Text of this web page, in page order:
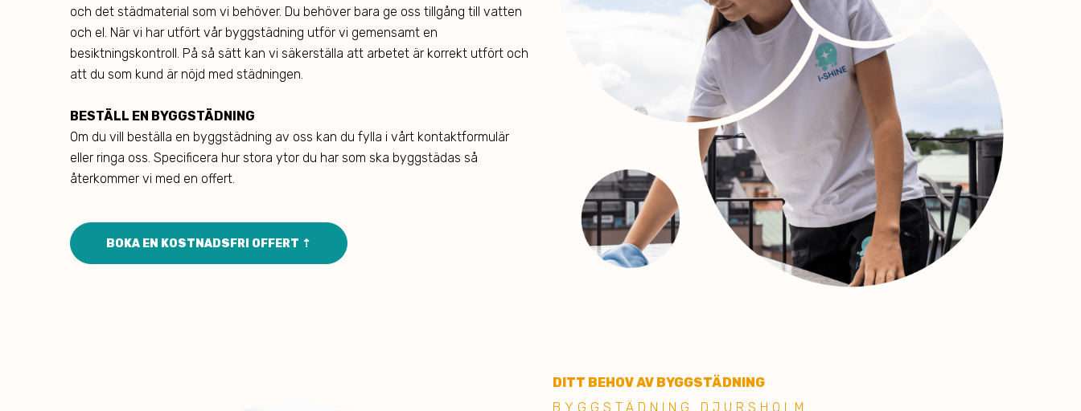
och det städmaterial som vi behöver. Du behöver bara ge oss tillgång till vatten
och el. När vi har utfört vår byggstädning utför vi gemensamt en
besiktningskontroll. På så sätt kan vi säkerställa att arbetet är korrekt utfört och
att du som kund är nöjd med städningen.
BESTÄLL EN BYGGSTÄDNING
Om du vill beställa en byggstädning av oss kan du fylla i vårt kontaktformulär
eller ringa oss. Specificera hur stora ytor du har som ska byggstädas så
återkommer vi med en offert.
BOKA EN KOSTNADSFRI OFFERT ⇡
DITT BEHOV AV BYGGSTÄDNING
BYGGSTÄDNING DJURSHOLM